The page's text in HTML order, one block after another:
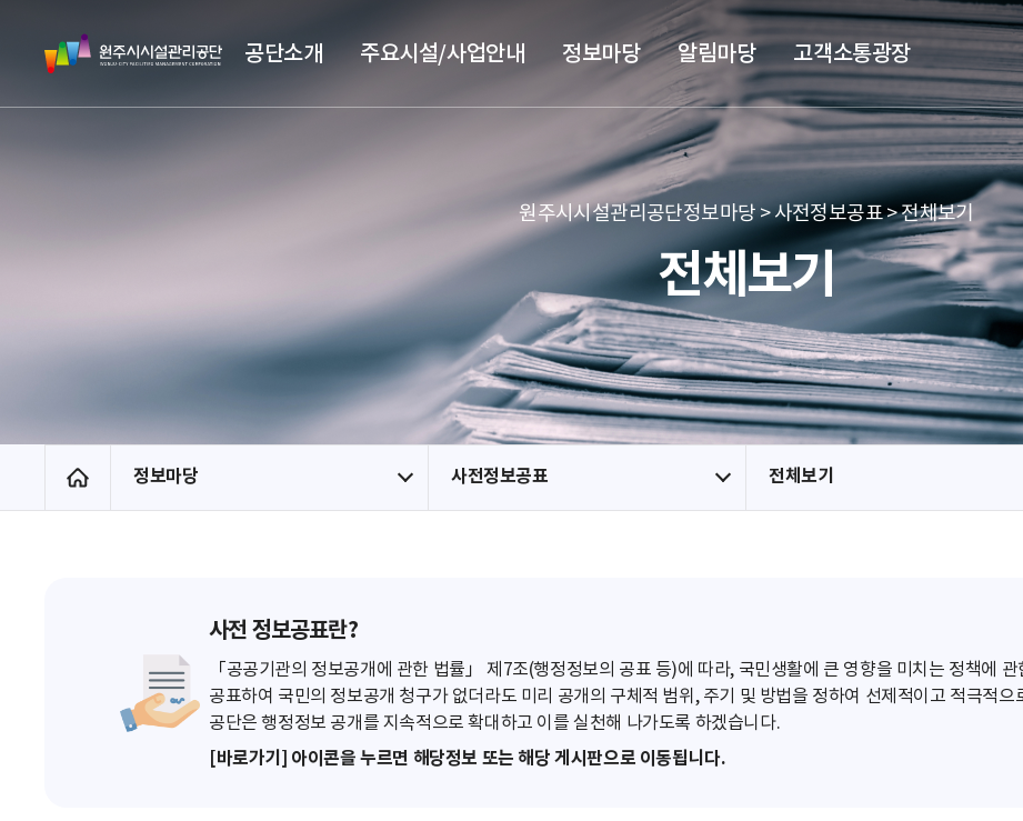
본문 바로가기
메뉴 바로가기
원
주
시
관
단
공단소개 주요시설/사업안내 정보마당 알림마당 고객소통광장
원주시시설관리공단정보마당 > 사전정보공표 > 전체보기
전체보기
홈 정보마당 사전정보공표 전체보기
사전 정보공표란?
「공공기관의 정보공개에 관한 법률」 제7조(행정정보의 공표 등)에 따라, 국민생활에 큰 영향을 미치는 정책에
공표하여 국민의 정보공개 청구가 없더라도 미리 공개의 구체적 범위, 주기 및 방법을 정하여 선제적이고 적극적
공단은 행정정보 공개를 지속적으로 확대하고 이를 실천해 나가도록 하겠습니다.
[바로가기] 아이콘을 누르면 해당정보 또는 해당 게시판으로 이동됩니다.